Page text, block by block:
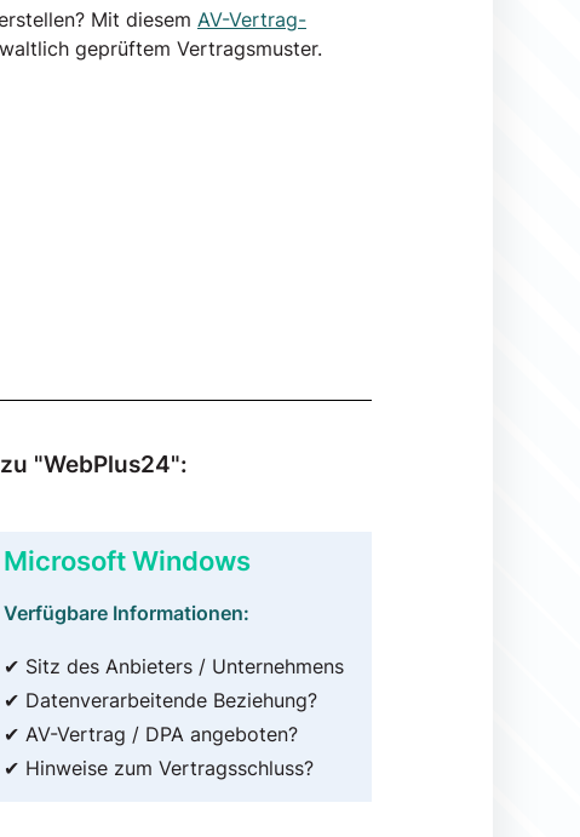
Mit diesem AV-Vertrag-
geprüftem Vertragsmuster.
"WebPlus24":
Microsoft Windows
Verfügbare Informationen:
✔ Sitz des Anbieters / Unternehmens
✔ Datenverarbeitende Beziehung?
✔ AV-Vertrag / DPA angeboten?
✔ Hinweise zum Vertragsschluss?